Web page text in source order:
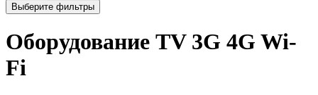
Выберите фильтры
Оборудование TV 3G 4G Wi-
Fi